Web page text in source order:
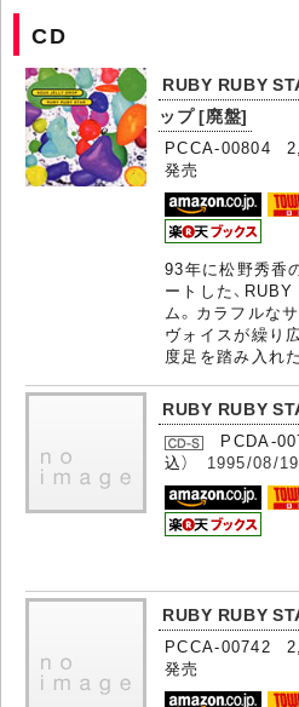
CD
RUBY RUBY
ップ [廃盤]
PCCA-00804
発売
93年に松野秀香
ートした、
ム。カラフルな
ヴォイスが繰り
度足を踏み入れ
RUBY RUBY
PCDA-
込） 1995/08/19
RUBY RUBY
PCCA-00742
発売